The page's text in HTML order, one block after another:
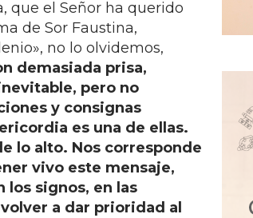
que el Señor ha querido
de Sor Faustina,
no lo olvidemos,
demasiada prisa,
pero no
y consignas
es una de ellas.
lo alto. Nos corresponde
vivo este mensaje,
los signos, en las
a dar prioridad al